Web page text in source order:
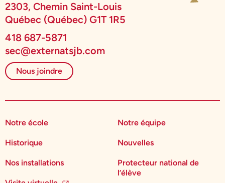
2303, Chemin Saint-Louis
Québec (Québec) G1T 1R5
418 687-5871
sec@externatsjb.com
Nous joindre
Notre école
Historique
Nos installations
Notre équipe
Nouvelles
Protecteur national de
l’élève